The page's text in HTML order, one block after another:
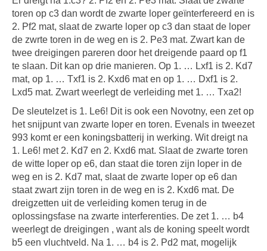
toren op c3 dan wordt de zwarte loper geïnterfereerd en is
2. Pf2 mat, slaat de zwarte loper op c3 dan staat de loper
de zwrte toren in de weg en is 2. Pe3 mat. Zwart kan de
twee dreigingen pareren door het dreigende paard op f1
te slaan. Dit kan op drie manieren. Op 1. … Lxf1 is 2. Kd7
mat, op 1. … Txf1 is 2. Kxd6 mat en op 1. … Dxf1 is 2.
Lxd5 mat. Zwart weerlegt de verleiding met 1. … Txa2!
De sleutelzet is 1. Le6! Dit is ook een Novotny, een zet op
het snijpunt van zwarte loper en toren. Evenals in tweezet
993 komt er een koningsbatterij in werking. Wit dreigt na
1. Le6! met 2. Kd7 en 2. Kxd6 mat. Slaat de zwarte toren
de witte loper op e6, dan staat die toren zijn loper in de
weg en is 2. Kd7 mat, slaat de zwarte loper op e6 dan
staat zwart zijn toren in de weg en is 2. Kxd6 mat. De
dreigzetten uit de verleiding komen terug in de
oplossingsfase na zwarte interferenties. De zet 1. … b4
weerlegt de dreigingen , want als de koning speelt wordt
b5 een vluchtveld. Na 1. … b4 is 2. Pd2 mat, mogelijk